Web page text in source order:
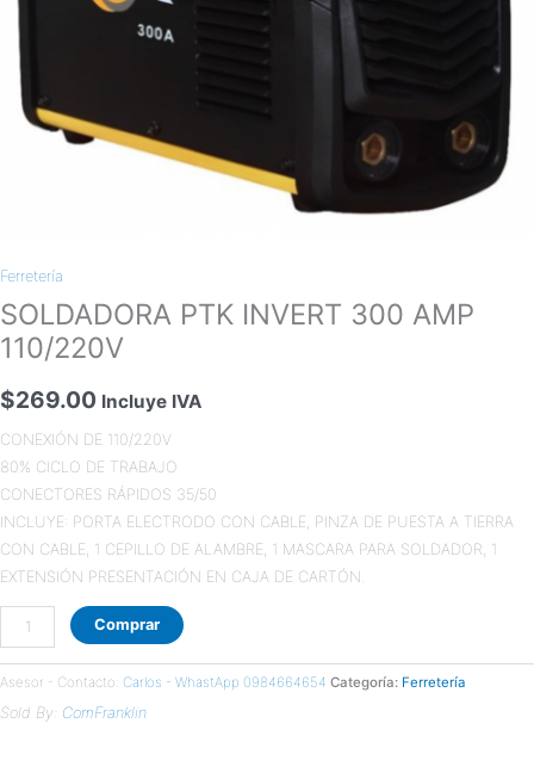
Ferretería
SOLDADORA PTK INVERT 300 AMP
110/220V
$269.00 Incluye IVA
CONEXIÓN DE 110/220V
80% CICLO DE TRABAJO
CONECTORES RÁPIDOS 35/50
INCLUYE: PORTA ELECTRODO CON CABLE, PINZA DE PUESTA A TIERRA
CON CABLE, 1 CEPILLO DE ALAMBRE, 1 MASCARA PARA SOLDADOR, 1
EXTENSIÓN PRESENTACIÓN EN CAJA DE CARTÓN.
Comprar
Asesor - Contacto: Carlos - WhastApp 0984664654 Categoría: Ferretería
Sold By: ComFranklin